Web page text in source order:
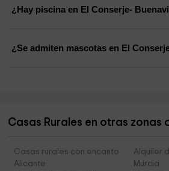
¿Hay piscina en El Conserje-
¿Se admiten mascotas en El
Casas Rurales en otras zonas
Casas rurales con encanto
Alicante
Alquiler
Murcia